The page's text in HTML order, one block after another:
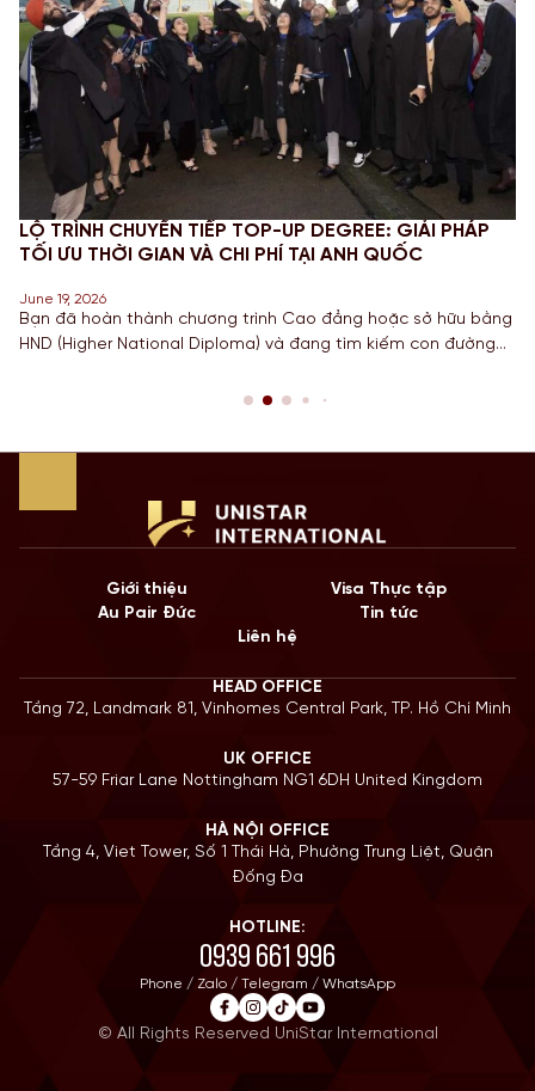
LỘ TRÌNH CHUYỂN TIẾP TOP-UP DEGREE: GIẢI PHÁP
TỐI ƯU THỜI GIAN VÀ CHI PHÍ TẠI ANH QUỐC
June 19, 2026
Bạn đã hoàn thành chương trình Cao đẳng hoặc sở hữu bằng
HND (Higher National Diploma) và đang tìm kiếm con đường
Quốc gia có nền giáo dục hàng đầu? Lộ trình chuyển tiếp
Giới thiệu
Visa Thực tập
Au Pair Đức
Tin tức
Liên hệ
HEAD OFFICE
Tầng 72, Landmark 81, Vinhomes Central Park, TP. Hồ Chí Minh
UK OFFICE
57-59 Friar Lane Nottingham NG1 6DH United Kingdom
HÀ NỘI OFFICE
Tầng 4, Viet Tower, Số 1 Thái Hà, Phường Trung Liệt, Quận
Đống Đa
HOTLINE:
0939 661 996
Phone / Zalo / Telegram / WhatsApp
© All Rights Reserved UniStar International